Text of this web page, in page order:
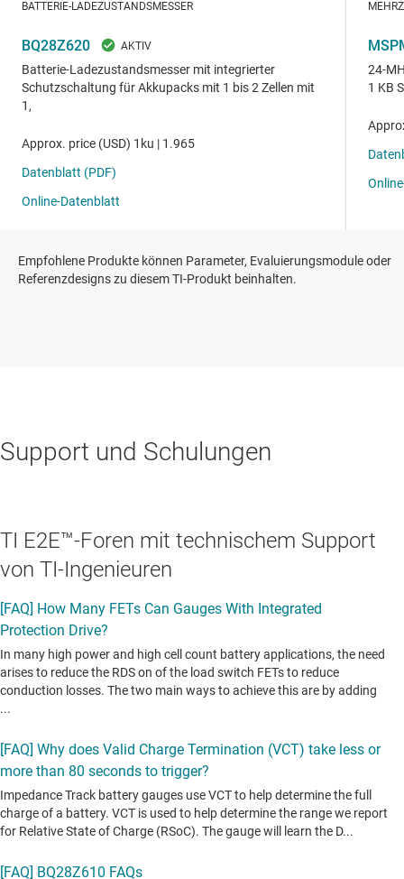
Empfohlene Produkte können Parameter, Evaluierungsmodule oder
Referenzdesigns zu diesem TI-Produkt beinhalten.
Support und Schulungen
TI E2E™-Foren mit technischem Support
von TI-Ingenieuren